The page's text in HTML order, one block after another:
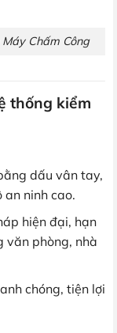
Chấm Công
thống kiểm
dấu vân tay,
an ninh cao.
hiện đại, hạn
văn phòng, nhà
chóng, tiện lợi